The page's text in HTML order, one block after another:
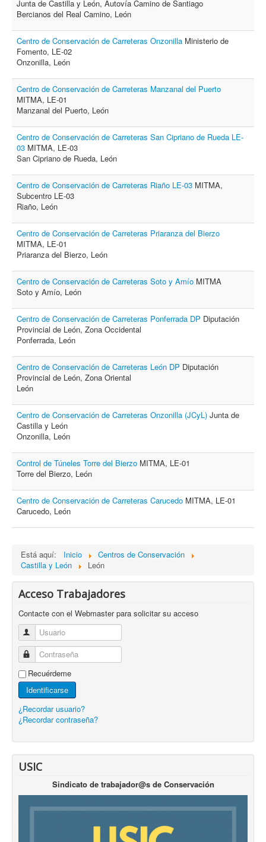
Junta de Castilla y León, Autovía Camino de Santiago
Bercianos del Real Camino, León
Centro de Conservación de Carreteras Onzonilla Ministerio de
Fomento, LE-02
Onzonilla, León
Centro de Conservación de Carreteras Manzanal del Puerto
MITMA, LE-01
Manzanal del Puerto, León
Centro de Conservación de Carreteras San Cipriano de Rueda LE-
03 MITMA, LE-03
San Cipriano de Rueda, León
Centro de Conservación de Carreteras Riaño LE-03 MITMA,
Subcentro LE-03
Riaño, León
Centro de Conservación de Carreteras Priaranza del Bierzo
MITMA, LE-01
Priaranza del Bierzo, León
Centro de Conservación de Carreteras Soto y Amío MITMA
Soto y Amío, León
Centro de Conservación de Carreteras Ponferrada DP Diputación
Provincial de León, Zona Occidental
Ponferrada, León
Centro de Conservación de Carreteras León DP Diputación
Provincial de León, Zona Oriental
León
Centro de Conservación de Carreteras Onzonilla (JCyL) Junta de
Castilla y León
Onzonilla, León
Control de Túneles Torre del Bierzo MITMA, LE-01
Torre del Bierzo, León
Centro de Conservación de Carreteras Carucedo MITMA, LE-01
Carucedo, León
Está aquí: Inicio
Centros de Conservación
Castilla y León
León
Acceso Trabajadores
Contacte con el Webmaster para solicitar su acceso
Usuario
Contraseña
Recuérdeme
Identificarse
¿Recordar usuario?
¿Recordar contraseña?
USIC
Sindicato de trabajador@s de Conservación